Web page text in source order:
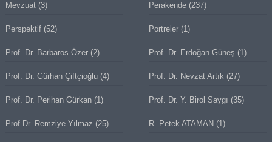
Mevzuat(3) Perakende (237)
Perspektif(52) Portreler (1)
Prof. Dr. Barbaros Özer(2) Prof. Dr. Erdoğan Güneş (1)
Prof. Dr. Gürhan Çiftçioğlu(4) Prof. Dr. Nevzat Artık (27)
Prof. Dr. Perihan Gürkan(1) Prof. Dr. Y. Birol Saygı (35)
Prof.Dr. Remziye Yılmaz (25) R. Petek ATAMAN (1)